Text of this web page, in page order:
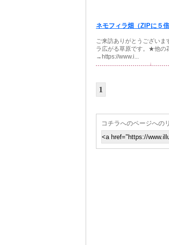
ネモフィラ畑（ZIPに５
ご来訪ありがとうございま
ラ広がる草原です。★他の
→https://www.i...
1
コチラへのページへの